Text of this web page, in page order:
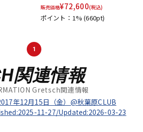
販売価格¥72,600(税込)
ポイント：1%(660pt)
1
関連情報
Gretsch関連情報
年12月15日（金）@秋葉原CLUB
11-27/Updated:2026-03-23